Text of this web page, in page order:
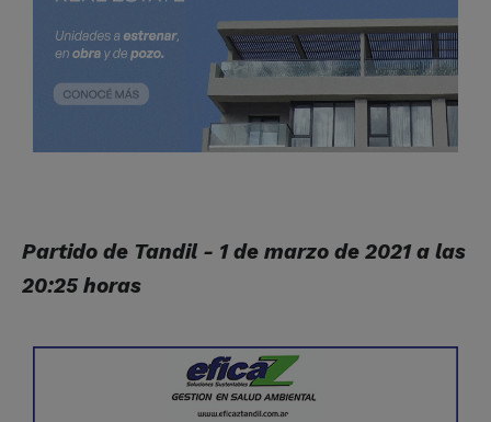
Partido de Tandil - 1 de marzo de 2021 a las
20:25 horas